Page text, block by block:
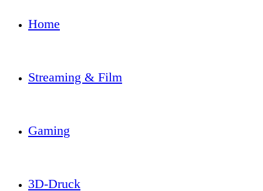
Home
Streaming & Film
Gaming
3D-Druck